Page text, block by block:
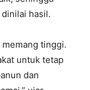
hasil.
tinggi.
untuk tetap
dan